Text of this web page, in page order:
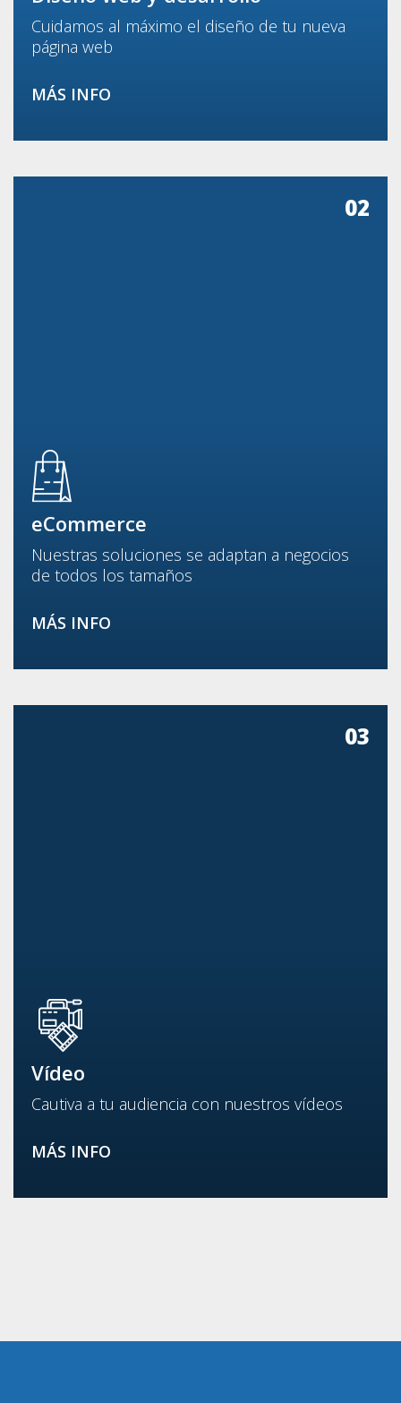
Cuidamos al máximo el diseño de tu nueva
página web
MÁS INFO
02
eCommerce
Nuestras soluciones se adaptan a negocios
de todos los tamaños
MÁS INFO
03
Vídeo
Cautiva a tu audiencia con nuestros vídeos
MÁS INFO